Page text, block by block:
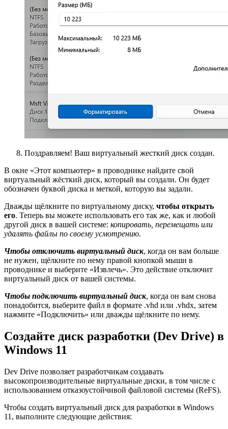
Поздравляем! Ваш виртуальный жесткий диск создан.
В окне «Этот компьютер» в проводнике найдите свой
виртуальный жёсткий диск, который вы создали. Он будет
обозначен буквой диска и меткой, которую вы задали.
Дважды щёлкните по виртуальному диску, чтобы открыть
его. Теперь вы можете использовать его так же, как и любой
другой диск в вашей системе: копировать, перемещать или
удалять файлы по своему усмотрению.
Чтобы отключить виртуальный диск, когда он вам больше
не нужен, щёлкните по нему правой кнопкой мыши в
проводнике и выберите «Извлечь». Это действие отключит
виртуальный диск от вашей системы.
Чтобы подключить виртуальный диск, когда он вам снова
понадобится, выберите файл в формате .vhd или .vhdx, затем
нажмите «Подключить» или дважды щёлкните по нему.
Создайте диск разработки (Dev Drive) в
Windows 11
Dev Drive позволяет разработчикам создавать
высокопроизводительные виртуальные диски, в том числе с
использованием отказоустойчивой файловой системы (ReFS).
Чтобы создать виртуальный диск для разработки в Windows
11, выполните следующие действия: